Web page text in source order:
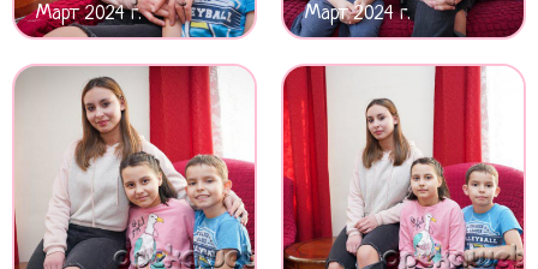
Март 2024 г. Март 2024 г.